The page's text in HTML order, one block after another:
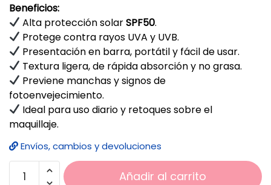
Beneficios:
Alta protección solarSPF50.
Protege contra rayos UVA y UVB.
Presentación en barra, portátil y fácil de usar.
Textura ligera, de rápida absorción y no grasa.
Previene manchas y signos de
fotoenvejecimiento.
Ideal para uso diario y retoques sobre el
maquillaje.
Envíos, cambios y devoluciones
Añadir al carrito